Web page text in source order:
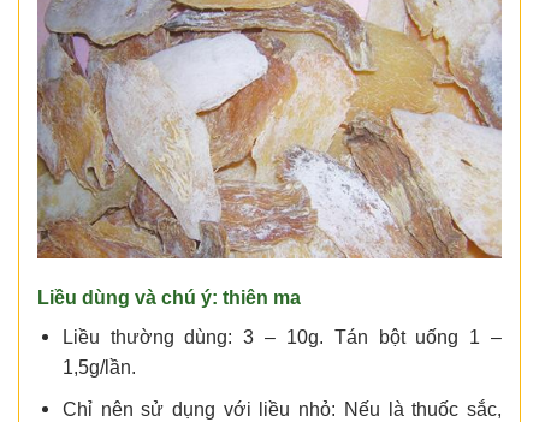
Liều dùng và chú ý: thiên ma
Liều thường dùng: 3 – 10g. Tán bột uống 1 –
1,5g/lần.
Chỉ nên sử dụng với liều nhỏ: Nếu là thuốc sắc,